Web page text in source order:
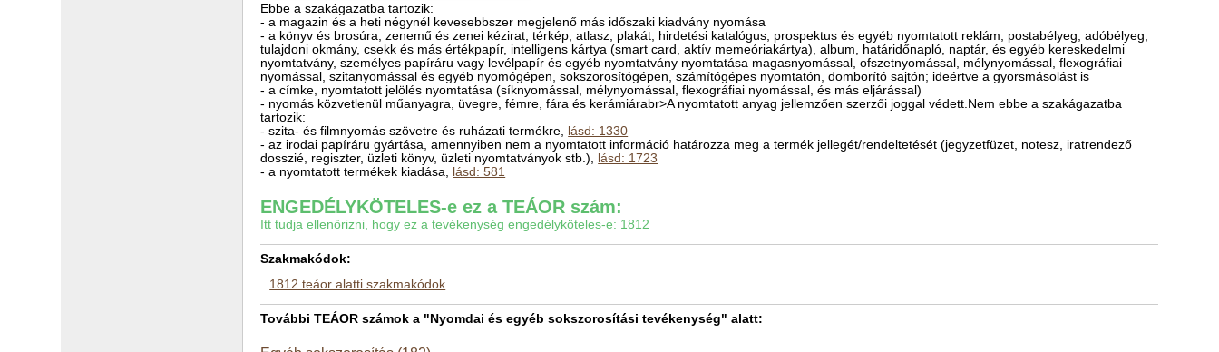
Ebbe a szakágazatba tartozik:
- a magazin és a heti négynél kevesebbszer megjelenő más időszaki kiadvány nyomása
- a könyv és brosúra, zenemű és zenei kézirat, térkép, atlasz, plakát, hirdetési katalógus, prospektus és egyéb nyomtatott reklám, postabélyeg, adóbélyeg,
tulajdoni okmány, csekk és más értékpapír, intelligens kártya (smart card, aktív memeóriakártya), album, határidőnapló, naptár, és egyéb kereskedelmi
nyomtatvány, személyes papíráru vagy levélpapír és egyéb nyomtatvány nyomtatása magasnyomással, ofszetnyomással, mélynyomással, flexográfiai
nyomással, szitanyomással és egyéb nyomógépen, sokszorosítógépen, számítógépes nyomtatón, domborító sajtón; ideértve a gyorsmásolást is
- a címke, nyomtatott jelölés nyomtatása (síknyomással, mélynyomással, flexográfiai nyomással, és más eljárással)
- nyomás közvetlenül műanyagra, üvegre, fémre, fára és kerámiárabr>A nyomtatott anyag jellemzően szerzői joggal védett.Nem ebbe a szakágazatba
tartozik:
- szita- és filmnyomás szövetre és ruházati termékre, lásd: 1330
- az irodai papíráru gyártása, amennyiben nem a nyomtatott információ határozza meg a termék jellegét/rendeltetését (jegyzetfüzet, notesz, iratrendező
dosszié, regiszter, üzleti könyv, üzleti nyomtatványok stb.), lásd: 1723
- a nyomtatott termékek kiadása, lásd: 581
ENGEDÉLYKÖTELES-e ez a TEÁOR szám:
Itt tudja ellenőrizni, hogy ez a tevékenység engedélyköteles-e: 1812
Szakmakódok:
1812 teáor alatti szakmakódok
További TEÁOR számok a "Nyomdai és egyéb sokszorosítási tevékenység" alatt: